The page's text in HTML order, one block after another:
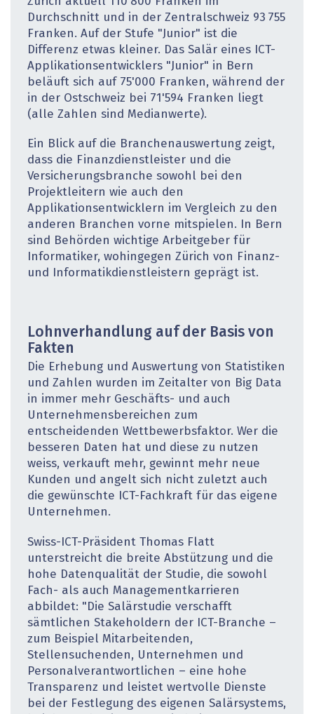
Durchschnitt und in der Zentralschweiz 93 755
Franken. Auf der Stufe "Junior" ist die
Differenz etwas kleiner. Das Salär eines ICT-
Applikationsentwicklers "Junior" in Bern
beläuft sich auf 75'000 Franken, während der
in der Ostschweiz bei 71'594 Franken liegt
(alle Zahlen sind Medianwerte).
Ein Blick auf die Branchenauswertung zeigt,
dass die Finanzdienstleister und die
Versicherungsbranche sowohl bei den
Projektleitern wie auch den
Applikationsentwicklern im Vergleich zu den
anderen Branchen vorne mitspielen. In Bern
sind Behörden wichtige Arbeitgeber für
Informatiker, wohingegen Zürich von Finanz-
und Informatikdienstleistern geprägt ist.
Lohnverhandlung auf der Basis von
Fakten
Die Erhebung und Auswertung von Statistiken
und Zahlen wurden im Zeitalter von Big Data
in immer mehr Geschäfts- und auch
Unternehmensbereichen zum
entscheidenden Wettbewerbsfaktor. Wer die
besseren Daten hat und diese zu nutzen
weiss, verkauft mehr, gewinnt mehr neue
Kunden und angelt sich nicht zuletzt auch
die gewünschte ICT-Fachkraft für das eigene
Unternehmen.
Swiss-ICT-Präsident Thomas Flatt
unterstreicht die breite Abstützung und die
hohe Datenqualität der Studie, die sowohl
Fach- als auch Managementkarrieren
abbildet: "Die Salärstudie verschafft
sämtlichen Stakeholdern der ICT-Branche –
zum Beispiel Mitarbeitenden,
Stellensuchenden, Unternehmen und
Personalverantwortlichen – eine hohe
Transparenz und leistet wertvolle Dienste
bei der Festlegung des eigenen Salärsystems,